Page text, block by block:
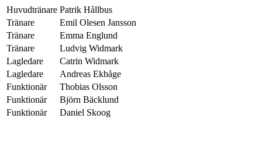
Huvudtränare Patrik Hållbus
Tränare
Emil Olesen Jansson
Tränare
Emma Englund
Tränare
Ludvig Widmark
Lagledare
Catrin Widmark
Lagledare
Andreas Ekbåge
Funktionär
Thobias Olsson
Funktionär
Björn Bäcklund
Funktionär
Daniel Skoog